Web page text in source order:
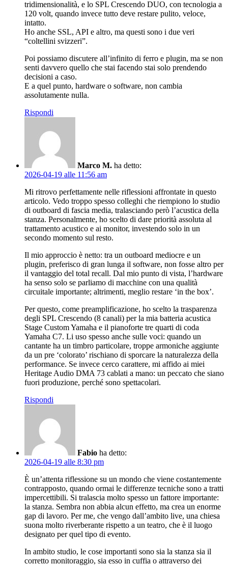
tridimensionalità, e lo SPL Crescendo DUO, con tecnologia a
120 volt, quando invece tutto deve restare pulito, veloce,
intatto.
Ho anche SSL, API e altro, ma questi sono i due veri
“coltellini svizzeri”.
Poi possiamo discutere all’infinito di ferro e plugin, ma se non
senti davvero quello che stai facendo stai solo prendendo
decisioni a caso.
E a quel punto, hardware o software, non cambia
assolutamente nulla.
Rispondi
Marco M. ha detto:
2026-04-19 alle 11:56 am
Mi ritrovo perfettamente nelle riflessioni affrontate in questo
articolo. Vedo troppo spesso colleghi che riempiono lo studio
di outboard di fascia media, tralasciando però l’acustica della
stanza. Personalmente, ho scelto di dare priorità assoluta al
trattamento acustico e ai monitor, investendo solo in un
secondo momento sul resto.
Il mio approccio è netto: tra un outboard mediocre e un
plugin, preferisco di gran lunga il software, non fosse altro per
il vantaggio del total recall. Dal mio punto di vista, l’hardware
ha senso solo se parliamo di macchine con una qualità
circuitale importante; altrimenti, meglio restare ‘in the box’.
Per questo, come preamplificazione, ho scelto la trasparenza
degli SPL Crescendo (8 canali) per la mia batteria acustica
Stage Custom Yamaha e il pianoforte tre quarti di coda
Yamaha C7. Li uso spesso anche sulle voci: quando un
cantante ha un timbro particolare, troppe armoniche aggiunte
da un pre ‘colorato’ rischiano di sporcare la naturalezza della
performance. Se invece cerco carattere, mi affido ai miei
Heritage Audio DMA 73 cablati a mano: un peccato che siano
fuori produzione, perché sono spettacolari.
Rispondi
Fabio ha detto:
2026-04-19 alle 8:30 pm
È un’attenta riflessione su un mondo che viene costantemente
contrapposto, quando ormai le differenze tecniche sono a tratti
impercettibili. Si tralascia molto spesso un fattore importante:
la stanza. Sembra non abbia alcun effetto, ma crea un enorme
gap di lavoro. Per me, che vengo dall’ambito live, una chiesa
suona molto riverberante rispetto a un teatro, che è il luogo
designato per quel tipo di evento.
In ambito studio, le cose importanti sono sia la stanza sia il
corretto monitoraggio, sia esso in cuffia o attraverso dei